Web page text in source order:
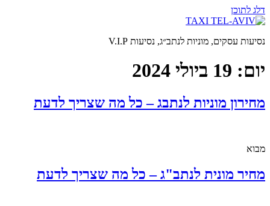
דלג לתוכן
נסיעות עסקים, מוניות לנתב״ג, נסיעות V.I.P
יום: 19 ביולי 2024
מחירון מוניות לנתבג – כל מה שצריך לדעת
מבוא
מחיר מונית לנתב"ג – כל מה שצריך לדעת